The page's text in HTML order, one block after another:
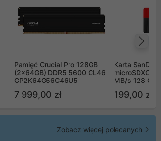
Pamięć Crucial Pro 128GB
(2x64GB) DDR5 5600 CL46
CP2K64G56C46U5
7 999,00 zł
Karta
microSDXC
MB/s 128 GB
199,00 zł
Zobacz więcej polecanych